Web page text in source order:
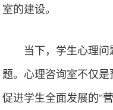
室的建设。
当下，学生心理
题。心理咨询室不仅
促进学生全面发展的"